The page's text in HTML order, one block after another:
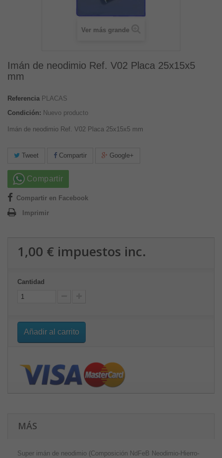
Ver más grande
Imán de neodimio Ref. V02 Placa 25x15x5
mm
Referencia PLACAS
Condición: Nuevo producto
Imán de neodimio Ref. V02 Placa 25x15x5 mm
Tweet Compartir Google+
Compartir
Compartir en Facebook
Imprimir
1,00 € impuestos inc.
Cantidad
Añadir al carrito
MÁS
Super imán de neodimio (Composición NdFeB Neodimio-Hierro-